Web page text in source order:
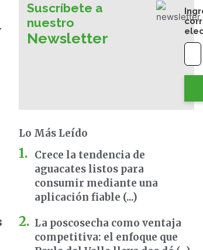
Suscríbete a
nuestro
Newsletter
Lo Más Leído
Crece la tendencia de
aguacates listos para
consumir mediante una
aplicación fiable (...)
La poscosecha como ventaja
competitiva: el enfoque que